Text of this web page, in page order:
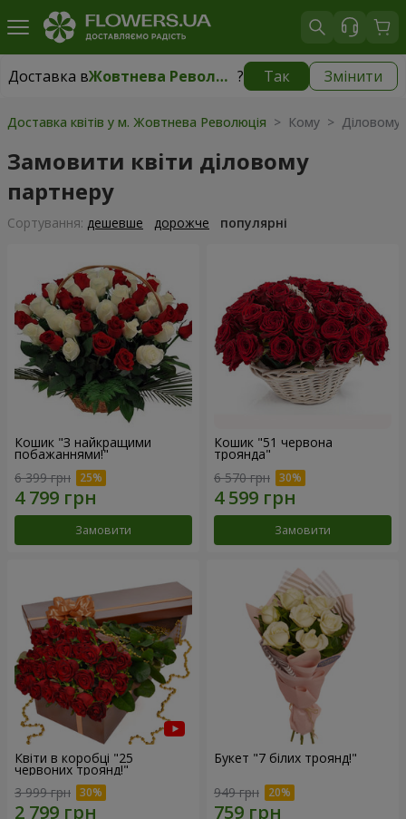
Доставка в Жовтнева Революція ? Так Змінити
Доставка вЖовтнева Революція безкоштовно
Доставка квітів у м. Жовтнева Революція > Кому > Діловому
Замовити квіти діловому
партнеру
Сортування: дешевше дорожче популярні
Кошик "З найкращими
побажаннями!"
6 399 грн
Замовити
Кошик "51 червона
троянда"
6 570 грн
Замовити
Квіти в коробці "25
червоних троянд!"
3 999 грн
Букет "7 білих троянд!"
949 грн